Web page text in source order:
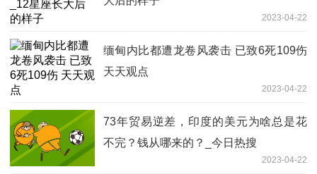
2023-04-22
缅甸内比都遭龙卷风袭击 已致6死109伤
天天观点
2023-04-22
73年贸易逆差，印度的美元为啥总是花
不完？钱从哪来的？_今日热搜
2023-04-22